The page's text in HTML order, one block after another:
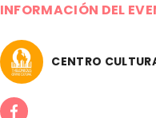
INFORMACIÓN DEL
CENTRO